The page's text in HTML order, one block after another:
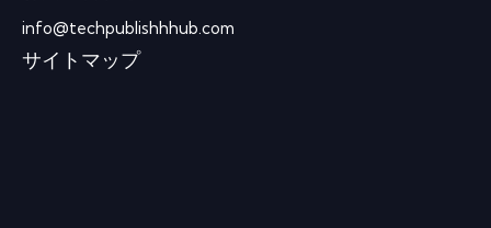
info@techpublishhhub.com
サイトマップ